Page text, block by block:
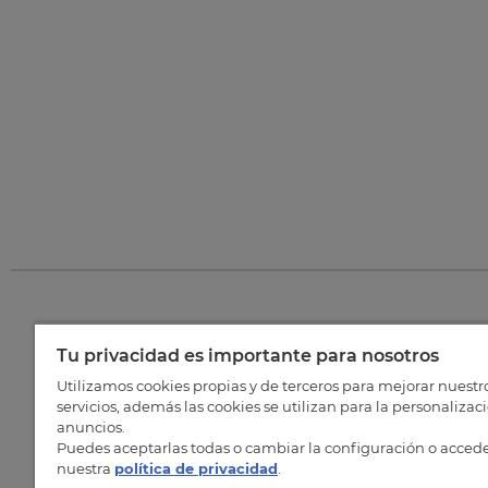
Tu privacidad es importante para nosotros
Utilizamos cookies propias y de terceros para mejorar
servicios, además las cookies se utilizan para la
anuncios.
Puedes aceptarlas todas o cambiar la configuración o
nuestra política de privacidad